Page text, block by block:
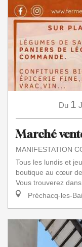
Du 1
Marché
MANIFESTATION
Tous les lundis et
boutique au cœur
Vous trouverez
Préchacq-les-